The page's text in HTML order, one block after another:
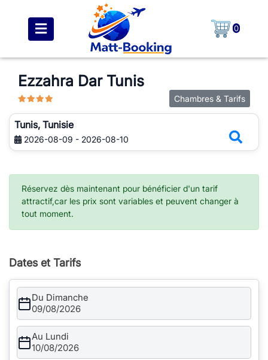
0
Ezzahra Dar Tunis
Chambres & Tarifs
Tunis, Tunisie
2026-08-09 - 2026-08-10
Réservez dès maintenant pour bénéficier d'un tarif
attractif,car les prix sont variables et peuvent changer à
tout moment.
Dates et Tarifs
Du Dimanche
09/08/2026
Au Lundi
10/08/2026